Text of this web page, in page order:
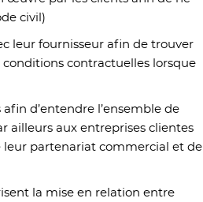
civil)
leur fournisseur afin de trouver
contractuelles lorsque
d’entendre l’ensemble de
ailleurs aux entreprises clientes
leur partenariat commercial et de
la mise en relation entre